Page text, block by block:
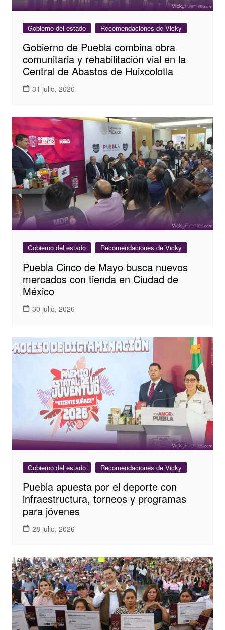
Gobierno del estado Recomendaciones de Vicky
Gobierno de Puebla combina obra
comunitaria y rehabilitación vial en la
Central de Abastos de Huixcolotla
31 julio, 2026
Gobierno del estado Recomendaciones de Vicky
Puebla Cinco de Mayo busca nuevos
mercados con tienda en Ciudad de
México
30 julio, 2026
Gobierno del estado Recomendaciones de Vicky
Puebla apuesta por el deporte con
infraestructura, torneos y programas
para jóvenes
28 julio, 2026